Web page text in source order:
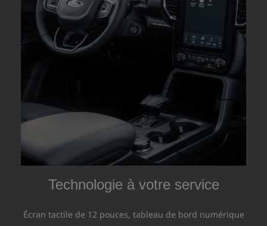
Technologie à votre service
Écran tactile de 12 pouces, tableau de bord numérique